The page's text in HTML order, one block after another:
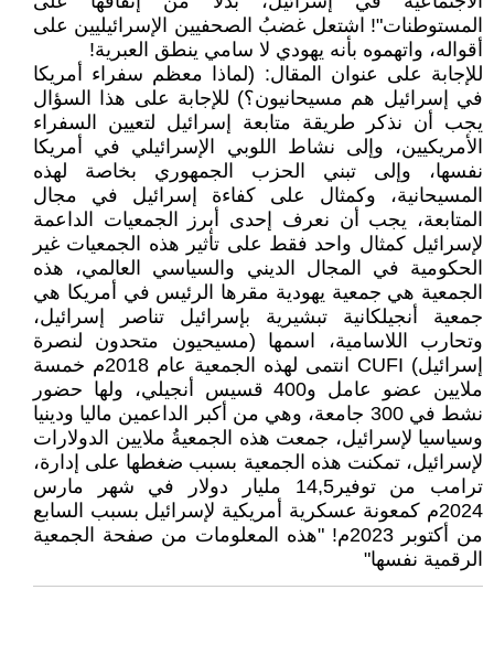
المستوطنات"! اشتعل غضبُ الصحفيين الإسرائيليين على
أقواله، واتهموه بأنه يهودي لا سامي ينطق العبرية!
للإجابة على عنوان المقال: (لماذا معظم سفراء أمريكا
في إسرائيل هم مسيحانيون؟) للإجابة على هذا السؤال
يجب أن نذكر طريقة متابعة إسرائيل لتعيين السفراء
الأمريكيين، وإلى نشاط اللوبي الإسرائيلي في أمريكا
نفسها، وإلى تبني الحزب الجمهوري بخاصة لهذه
المسيحانية، وكمثال على كفاءة إسرائيل في مجال
المتابعة، يجب أن نعرف إحدى أبرز الجمعيات الداعمة
لإسرائيل كمثال واحد فقط على تأثير هذه الجمعيات غير
الحكومية في المجال الديني والسياسي العالمي، هذه
الجمعية هي جمعية يهودية مقرها الرئيس في أمريكا هي
جمعية أنجيلكانية تبشيرية بإسرائيل تناصر إسرائيل،
وتحارب اللاسامية، اسمها (مسيحيون متحدون لنصرة
إسرائيل) CUFI انتمى لهذه الجمعية عام 2018م خمسة
ملايين عضو عامل و400 قسيس أنجيلي، ولها حضور
نشط في 300 جامعة، وهي من أكبر الداعمين ماليا ودينيا
وسياسيا لإسرائيل، جمعت هذه الجمعيةُ ملايين الدولارات
لإسرائيل، تمكنت هذه الجمعية بسبب ضغطها على إدارة،
ترامب من توفير14,5 مليار دولار في شهر مارس
2024م كمعونة عسكرية أمريكية لإسرائيل بسبب السابع
من أكتوبر 2023م! "هذه المعلومات من صفحة الجمعية
الرقمية نفسها"